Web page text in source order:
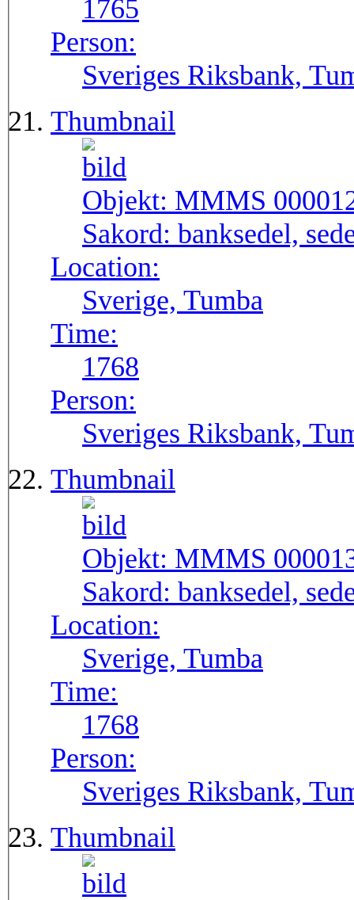
1765
Person:
Sveriges Riksbank,
Thumbnail
Objekt: MMMS
Sakord: banksedel,
Location:
Sverige, Tumba
Time:
1768
Person:
Sveriges Riksbank,
Thumbnail
Objekt: MMMS
Sakord: banksedel,
Location:
Sverige, Tumba
Time:
1768
Person:
Sveriges Riksbank,
Thumbnail